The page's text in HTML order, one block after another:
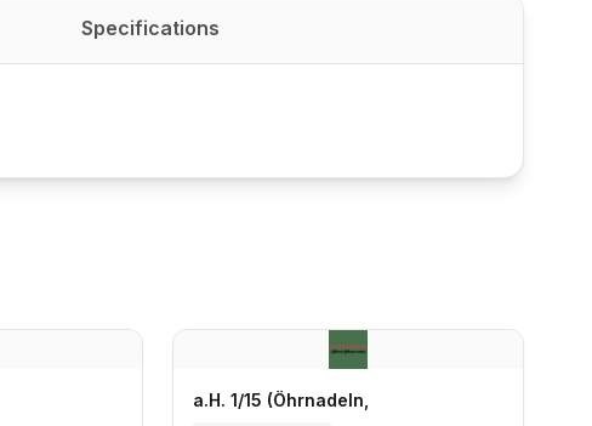
Specifications
a.H. 1/15 (Öhrnadeln,